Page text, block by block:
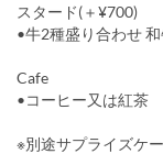
スタード(＋¥700)
•牛2種盛り合わせ
Cafe
•コーヒー又は紅茶
※別途サプライズケ